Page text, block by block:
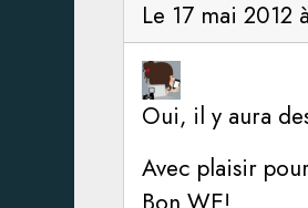
Le 17 mai 2012
Oui, il y aura
Avec plaisir